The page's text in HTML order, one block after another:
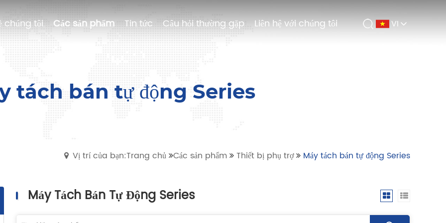
chúng tôi Các sản phẩm Tin tức Câu hỏi thường gặp Liên hệ với chúng tôi VI
chúng tôi Các sản phẩm Tin tức Câu hỏi thường gặp Liên hệ với chúng tôi VI
tách bán tự động Series
Vị trí của bạn:Trang chủ Các sản phẩm Thiết bị phụ trợ Máy tách bán tự động Series
Máy Tách Bán Tự Động Series